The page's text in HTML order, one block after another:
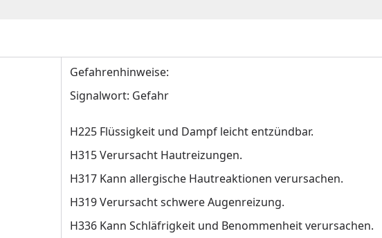
Gefahrenhinweise:
Signalwort: Gefahr
H225 Flüssigkeit und Dampf leicht entzündbar.
H315 Verursacht Hautreizungen.
H317 Kann allergische Hautreaktionen verursachen.
H319 Verursacht schwere Augenreizung.
H336 Kann Schläfrigkeit und Benommenheit verursachen.